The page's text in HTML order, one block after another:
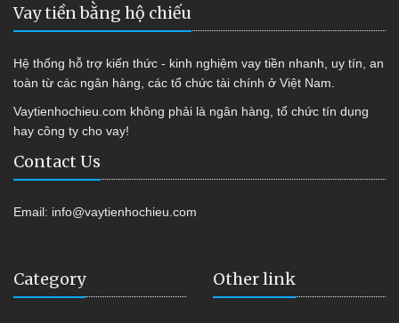
Vay tiền bằng hộ chiếu
Hệ thống hỗ trợ kiến thức - kinh nghiệm vay tiền nhanh, uy tín, an
toàn từ các ngân hàng, các tổ chức tài chính ở Việt Nam.
Vaytienhochieu.com không phải là ngân hàng, tổ chức tín dụng
hay công ty cho vay!
Contact Us
Email: info@vaytienhochieu.com
Category Other link